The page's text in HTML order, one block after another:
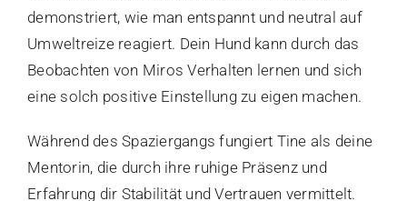
demonstriert, wie man entspannt und neutral auf
Umweltreize reagiert. Dein Hund kann durch das
Beobachten von Miros Verhalten lernen und sich
eine solch positive Einstellung zu eigen machen.
Während des Spaziergangs fungiert Tine als deine
Mentorin, die durch ihre ruhige Präsenz und
Erfahrung dir Stabilität und Vertrauen vermittelt.